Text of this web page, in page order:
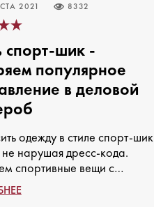
2021 8332
спорт-шик -
популярное
в деловой
одежду в стиле спорт-шик
нарушая дресс-кода.
спортивные вещи с
оставаясь в рамках
стиля.